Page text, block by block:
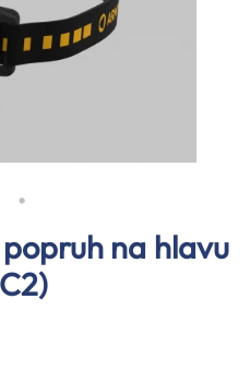
na hlavu